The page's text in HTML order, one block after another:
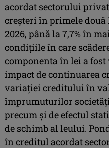
acordat sectorului
creşteri în primele
2026, până la 7,7% în
condiţiile în care
componenta în lei a
impact de continuarea
variaţiei creditului în
împrumuturilor
precum şi de efectul
de schimb al leului.
în creditul acordat